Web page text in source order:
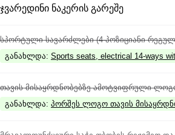
ჯვარედინი ნაკერის გარეშე
სპორტული სავარძლები (4-პოზიციანი
განახლდა: Sports seats, electrical 14-ways
თავის მისაყრდნობებზე ამოტვიფრული
განახლდა: პორშეს ლოგო თავის